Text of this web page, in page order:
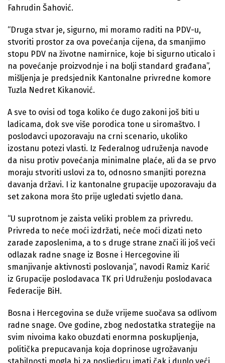
Fahrudin Šahović.
“Druga stvar je, sigurno, mi moramo raditi na PDV-u,
stvoriti prostor za ova povećanja cijena, da smanjimo
stopu PDV na životne namirnice, koje bi sigurno uticalo i
na povećanje proizvodnje i na bolji standard građana”,
mišljenja je predsjednik Kantonalne privredne komore
Tuzla Nedret Kikanović.
A sve to ovisi od toga koliko će dugo zakoni još biti u
ladicama, dok sve više porodica tone u siromaštvo. I
poslodavci upozoravaju na crni scenario, ukoliko
izostanu potezi vlasti. Iz Federalnog udruženja navode
da nisu protiv povećanja minimalne plaće, ali da se prvo
moraju stvoriti uslovi za to, odnosno smanjiti porezna
davanja državi. I iz kantonalne grupacije upozoravaju da
set zakona mora što prije ugledati svjetlo dana.
“U suprotnom je zaista veliki problem za privredu.
Privreda to neće moći izdržati, neće moći dizati neto
zarade zaposlenima, a to s druge strane znači ili još veći
odlazak radne snage iz Bosne i Hercegovine ili
smanjivanje aktivnosti poslovanja”, navodi Ramiz Karić
iz Grupacije poslodavaca TK pri Udruženju poslodavaca
Federacije BiH.
Bosna i Hercegovina se duže vrijeme suočava sa odlivom
radne snage. Ove godine, zbog nedostatka strategije na
svim nivoima kako obuzdati enormna poskupljenja,
politička prepucavanja koja doprinose ugrožavanju